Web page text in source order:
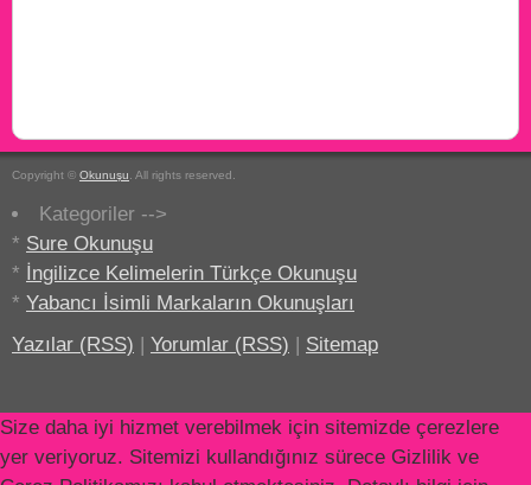
Copyright © Okunuşu . All rights reserved.
Kategoriler -->
* Sure Okunuşu
* İngilizce Kelimelerin Türkçe Okunuşu
* Yabancı İsimli Markaların Okunuşları
Yazılar (RSS) | Yorumlar (RSS) | Sitemap
Size daha iyi hizmet verebilmek için sitemizde çerezlere
yer veriyoruz. Sitemizi kullandığınız sürece Gizlilik ve